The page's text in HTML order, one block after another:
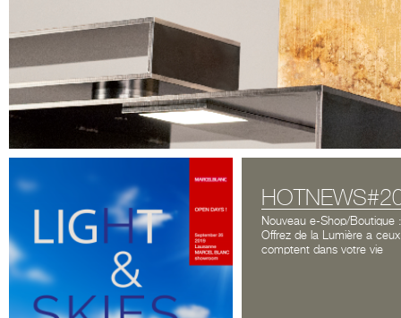
Nouveau e-Shop/Boutique :
Offrez de la Lumière a
comptent dans votre vie